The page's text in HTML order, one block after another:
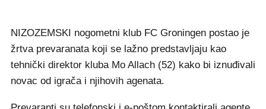
NIZOZEMSKI nogometni klub FC Groningen postao je
žrtva prevaranata koji se lažno predstavljaju kao
tehnički direktor kluba Mo Allach (52) kako bi iznuđivali
novac od igrača i njihovih agenata.